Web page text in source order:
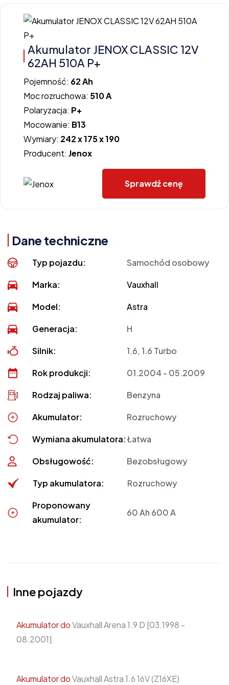
Akumulator JENOX CLASSIC 12V
62AH 510A P+
Pojemność: 62 Ah
Moc rozruchowa: 510 A
Polaryzacja: P+
Mocowanie: B13
Wymiary: 242 x 175 x 190
Producent: Jenox
Sprawdź cenę
Dane techniczne
Typ pojazdu: Samochód osobowy
Marka: Vauxhall
Model: Astra
Generacja: H
Silnik: 1.6, 1.6 Turbo
Rok produkcji: 01.2004 - 05.2009
Rodzaj paliwa: Benzyna
Akumulator: Rozruchowy
Wymiana akumulatora:Łatwa
Obsługowość: Bezobsługowy
Typ akumulatora: Rozruchowy
Proponowany
akumulator:
60 Ah 600 A
Inne pojazdy
Akumulator doVauxhall Arena 1.9 D [03.1998 -
08.2001]
Akumulator doVauxhall Astra 1.6 16V (Z16XE)